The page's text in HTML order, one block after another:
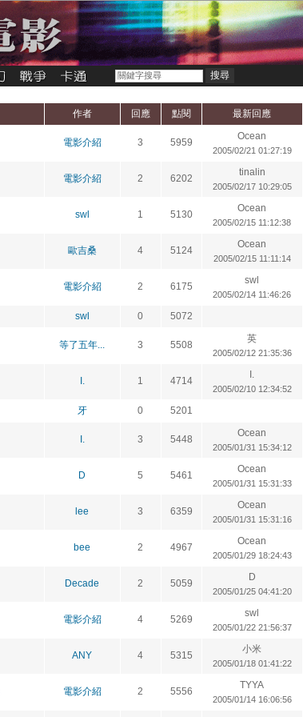
作者 回應 點閱 最新回應
電影介紹 3 5959
Ocean
2005/02/21 01:27:19
電影介紹 2 6202
tinalin
2005/02/17 10:29:05
swl 1 5130
Ocean
2005/02/15 11:12:38
歐吉桑 4 5124
Ocean
2005/02/15 11:11:14
電影介紹 2 6175
swl
2005/02/14 11:46:26
swl 0 5072
等了五年... 3 5508
英
2005/02/12 21:35:36
I. 1 4714
I.
2005/02/10 12:34:52
牙 0 5201
I. 3 5448
Ocean
2005/01/31 15:34:12
D 5 5461
Ocean
2005/01/31 15:31:33
lee 3 6359
Ocean
2005/01/31 15:31:16
bee 2 4967
Ocean
2005/01/29 18:24:43
Decade 2 5059
D
2005/01/25 04:41:20
電影介紹 4 5269
swl
2005/01/22 21:56:37
ANY 4 5315
小米
2005/01/18 01:41:22
電影介紹 2 5556
TYYA
2005/01/14 16:06:56